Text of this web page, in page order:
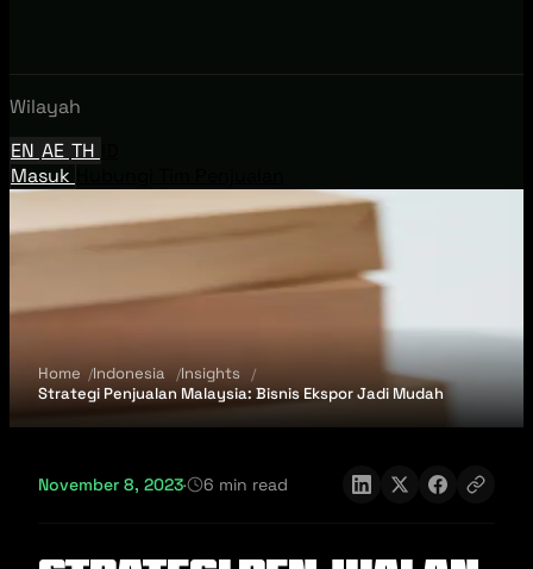
Wilayah
EN AE TH
Masuk
Home Indonesia
Insights
Strategi Penjualan Malaysia: Bisnis Ekspor Jadi Mudah
November 8, 2023· 6 min read